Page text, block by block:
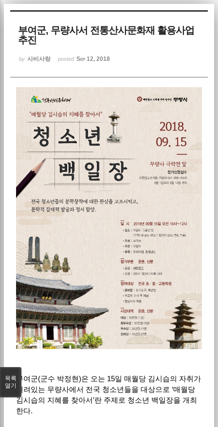
부여군, 무량사서 전통산사문화재 활용사업
추진
by 사비사랑 posted Sep 12, 2018
부여군(군수 박정현)은 오는 15일 매월당 김시습의 자취가
서려있는 무량사에서 전국 청소년들을 대상으로 ‘매월당
김시습의 지혜를 찾아서’란 주제로 청소년 백일장을 개최
한다.
목록
열기
Sketchbook5, 스케치북5
Sketchbook5, 스케치북5